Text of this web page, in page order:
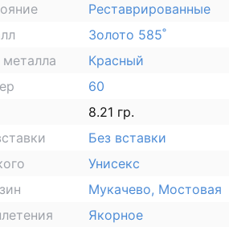
Реставрированные
Золото 585˚
Красный
60
8.21 гр.
Без вставки
Унисекс
Мукачево, Мостовая
Якорное